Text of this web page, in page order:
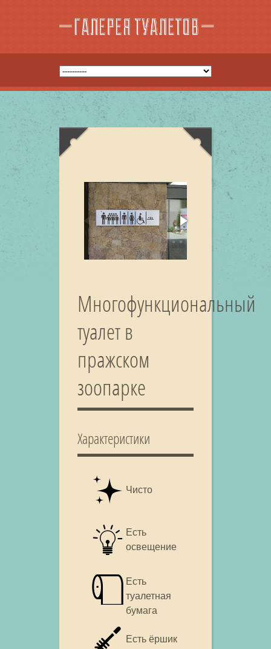
Многофункциональный
туалет в
пражском
зоопарке
Характеристики
Чисто
Есть
освещение
Есть
туалетная
бумага
Есть ёршик